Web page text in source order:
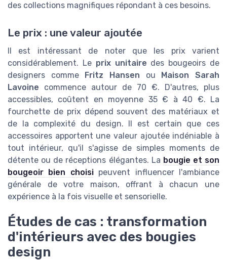
des collections magnifiques répondant à ces besoins.
Le prix : une valeur ajoutée
Il est intéressant de noter que les prix varient
considérablement. Le prix unitaire des bougeoirs de
designers comme Fritz Hansen ou Maison Sarah
Lavoine commence autour de 70 €. D'autres, plus
accessibles, coûtent en moyenne 35 € à 40 €. La
fourchette de prix dépend souvent des matériaux et
de la complexité du design. Il est certain que ces
accessoires apportent une valeur ajoutée indéniable à
tout intérieur, qu'il s'agisse de simples moments de
détente ou de réceptions élégantes. La bougie et son
bougeoir bien choisipeuvent influencer l'ambiance
générale de votre maison, offrant à chacun une
expérience à la fois visuelle et sensorielle.
Études de cas : transformation
d'intérieurs avec des bougies
design